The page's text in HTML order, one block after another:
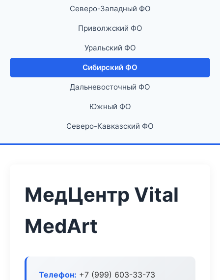
Северо-Западный ФО
Приволжский ФО
Уральский ФО
Сибирский ФО
Дальневосточный ФО
Южный ФО
Северо-Кавказский ФО
МедЦентр Vital
MedArt
Телефон: +7 (999) 603-33-73